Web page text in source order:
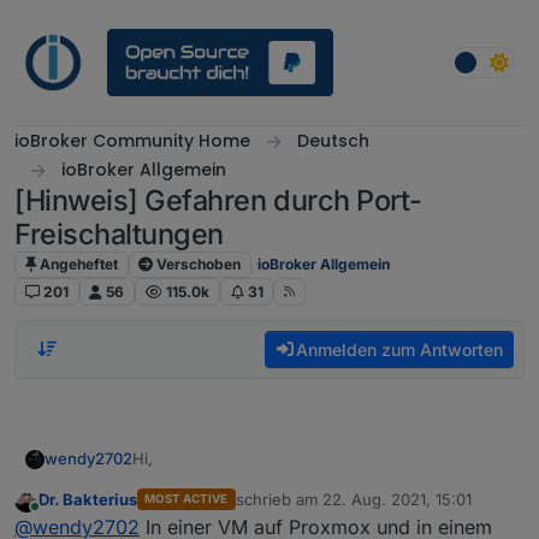
ioBroker Community Home
Deutsch
ioBroker Allgemein
[Hinweis] Gefahren durch Port-
Freischaltungen
Angeheftet Verschoben
ioBroker Allgemein
201
56 115.0k 31
Anmelden zum Antworten
wendy2702Hi,
ich würde gerne dieses Thema nutzen um zu
Fragen wie Ihr eure DMZ umgesetzt habt bzw.
Online
Dr. Bakterius MOST ACTIVE schrieb am 22. Aug. 2021, 15:01
zuletzt editiert von
@wendy2702 In einer VM auf Proxmox und in einem